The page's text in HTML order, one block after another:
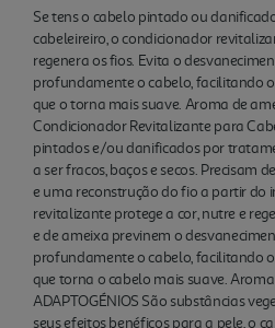
Se tens o cabelo pintado ou
cabeleireiro, o condicionador
regenera os fios. Evita o
profundamente o cabelo, facilitando
que o torna mais suave. Aroma de
Condicionador Revitalizante para
pintados e/ou danificados por
a ser fracos, baços e secos. Precisam
e uma reconstrução do fio a partir do
revitalizante protege a cor, nutre e
e de ameixa previnem o
profundamente o cabelo, facilitando
que torna o cabelo mais suave.
ADAPTOGÉNIOS São substâncias
seus efeitos benéficos para a pele, o